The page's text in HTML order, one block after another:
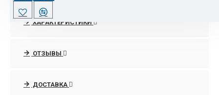
марки Konica Minolta.
В любое удобное рабочее время по тел. 8- 495-088-42-17
специалистов отдела продаж по выбору нужного аппарата,
сопровождению оргтехники Konica Minolta благодаря
ХАРАКТЕРИСТИКИ
ОТЗЫВЫ
ДОСТАВКА